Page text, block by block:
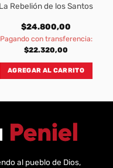
La Rebelión de los Santos
$24.800,00
Pagando con transferencia:
$22.320,00
AGREGAR AL CARRITO
al pueblo de Dios,